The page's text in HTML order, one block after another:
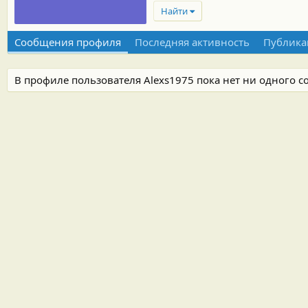
Найти
Сообщения профиля Последняя активность
В профиле пользователя Alexs1975 пока нет ни одного